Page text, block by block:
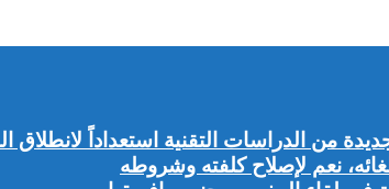
من الدراسات التقنية استعداداً لانطلاق
نعم لإصلاح كلفته وشروطه